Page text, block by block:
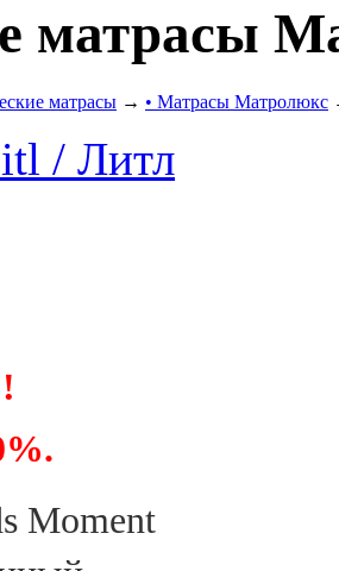
матрасы
матрасы → • Матрасы Матролюкс
/ Литл
Moment